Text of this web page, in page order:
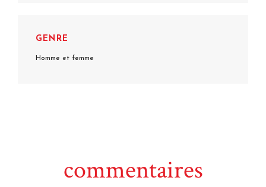
GENRE
Homme et femme
commentaires